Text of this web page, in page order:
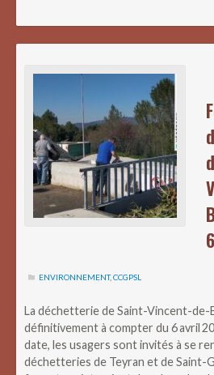
ENVIRONNEMENT,CCGPSL
La déchetterie de Saint-Vincent-
définitivement à compter du 6 avril
date, les usagers sont invités à se
déchetteries de Teyran et de Saint-